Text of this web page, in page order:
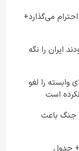
احترام می‌گذارد+
ایران را نگه
وابسته را لغو
است
جنگ باعث